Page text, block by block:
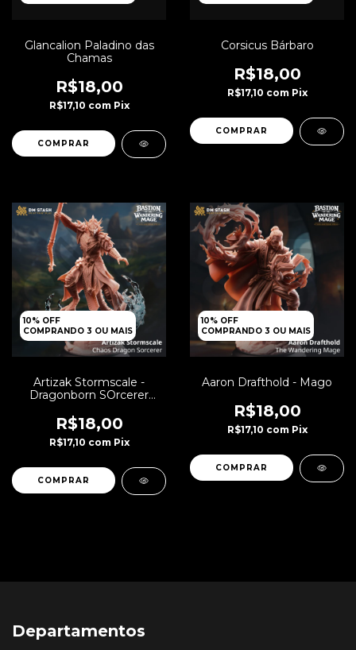
Glancalion Paladino das
Chamas
R$18,00
R$17,10 com Pix
Corsicus Bárbaro
R$18,00
R$17,10 com Pix
10% OFF
COMPRANDO 3 OU MAIS
Artizak Stormscale -
Dragonborn SOrcerer
R$18,00
R$17,10 com Pix
10% OFF
COMPRANDO 3 OU MAIS
Aaron Drafthold - Mago
R$18,00
R$17,10 com Pix
Departamentos